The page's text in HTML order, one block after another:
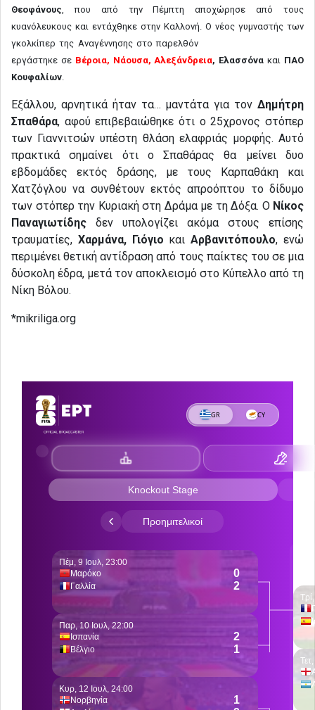
Θεοφάνους, που από την Πέμπτη αποχώρησε από τους
κυανόλευκους και εντάχθηκε στην Καλλονή. Ο νέος γυμναστής των
γκολκίπερ της Αναγέννησης στο παρελθόν
εργάστηκε σε Βέροια, Νάουσα, Αλεξάνδρεια, Ελασσόνα και ΠΑΟ
Κουφαλίων.
Εξάλλου, αρνητικά ήταν τα… μαντάτα για τον Δημήτρη
Σπαθάρα, αφού επιβεβαιώθηκε ότι ο 25χρονος στόπερ
των Γιαννιτσών υπέστη θλάση ελαφριάς μορφής. Αυτό
πρακτικά σημαίνει ότι ο Σπαθάρας θα μείνει δυο
εβδομάδες εκτός δράσης, με τους Καρπαθάκη και
Χατζόγλου να συνθέτουν εκτός απροόπτου το δίδυμο
των στόπερ την Κυριακή στη Δράμα με τη Δόξα. Ο Νίκος
Παναγιωτίδης δεν υπολογίζει ακόμα στους επίσης
τραυματίες, Χαρμάνα, Γιόγιο καιΑρβανιτόπουλο, ενώ
περιμένει θετική αντίδραση από τους παίκτες του σε μια
δύσκολη έδρα, μετά τον αποκλεισμό στο Κύπελλο από τη
Νίκη Βόλου.
*mikriliga.org